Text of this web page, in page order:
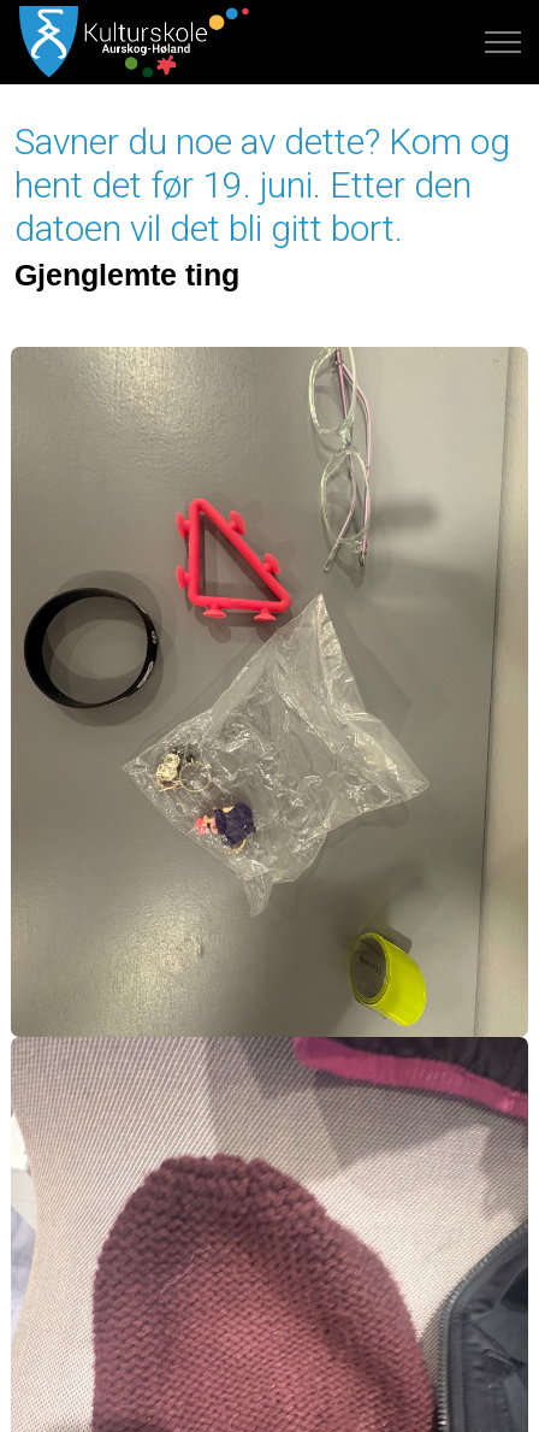
Savner du noe av dette? Kom og
hent det før 19. juni. Etter den
datoen vil det bli gitt bort.
Gjenglemte ting